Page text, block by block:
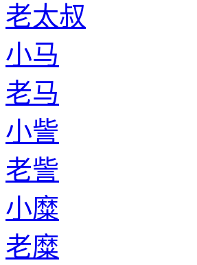
老太叔
小马
老马
小訾
老訾
小糜
老糜